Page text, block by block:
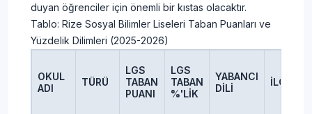
duyan öğrenciler için önemli bir kıstas olacaktır.
Tablo: Rize Sosyal Bilimler Liseleri Taban Puanları ve
Yüzdelik Dilimleri (2025-2026)
OKUL
ADI
TÜRÜ
LGS
TABAN
PUANI
LGS
TABAN
%'LİK
YABANCI
DİLİ
İLÇE